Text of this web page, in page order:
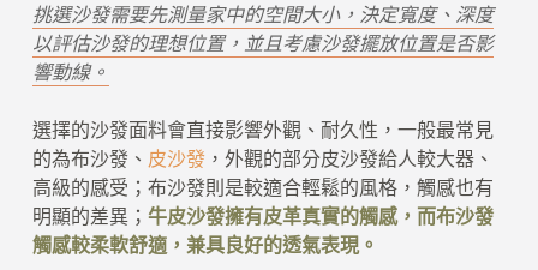
挑選沙發需要先測量家中的空間大小，決定寬度、深度
以評估沙發的理想位置，並且考慮沙發擺放位置是否影
響動線。
選擇的沙發面料會直接影響外觀、耐久性，一般最常見
的為布沙發、 皮沙發，外觀的部分皮沙發給人較大器、
高級的感受；布沙發則是較適合輕鬆的風格，觸感也有
明顯的差異； 牛皮沙發擁有皮革真實的觸感，而布沙發
觸感較柔軟舒適，兼具良好的透氣表現。